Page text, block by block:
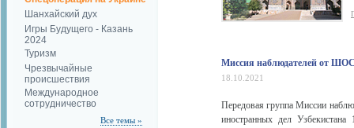
Шанхайский дух
Игры Будущего - Казань
2024
Туризм
Чрезвычайные
происшествия
Международное
сотрудничество
Все темы »
Миссия наблюдателей от ШОС
18.10.2021
Передовая группа Миссии
иностранных дел